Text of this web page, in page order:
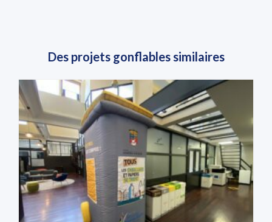
Des projets gonflables similaires